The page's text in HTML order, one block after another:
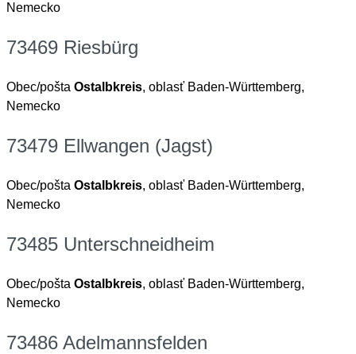
Nemecko
73469 Riesbürg
Obec/pošta Ostalbkreis, oblasť Baden-Württemberg,
Nemecko
73479 Ellwangen (Jagst)
Obec/pošta Ostalbkreis, oblasť Baden-Württemberg,
Nemecko
73485 Unterschneidheim
Obec/pošta Ostalbkreis, oblasť Baden-Württemberg,
Nemecko
73486 Adelmannsfelden